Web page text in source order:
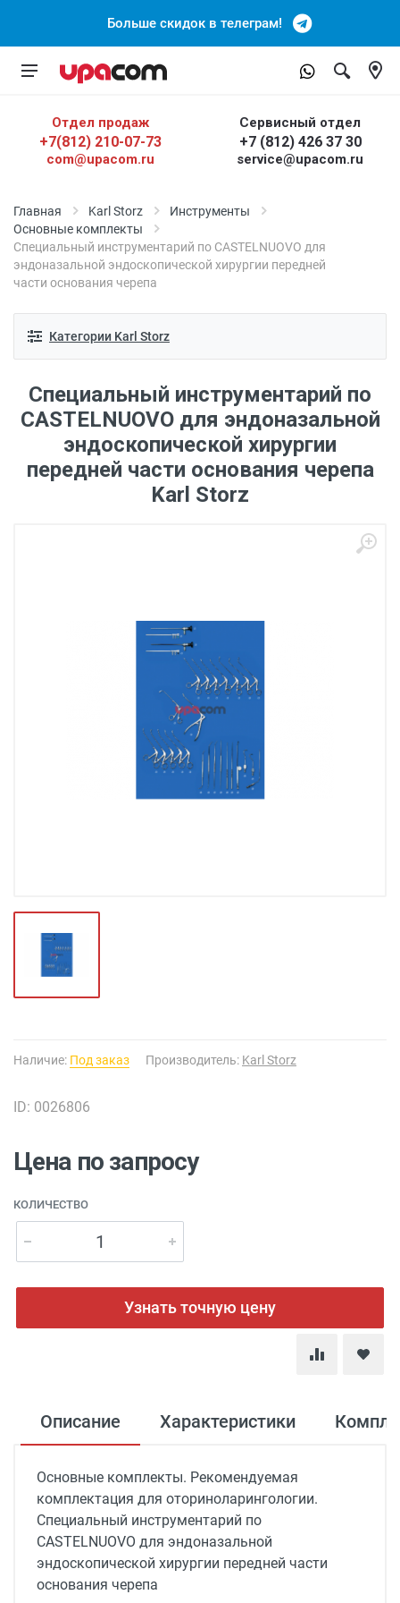
Больше скидок в телеграм!
Отдел продаж
+7(812) 210-07-73
com@upacom.ru
Сервисный отдел
+7 (812) 426 37 30
service@upacom.ru
Главная Karl Storz
Инструменты
Основные комплекты
Специальный инструментарий по CASTELNUOVO для
эндоназальной эндоскопической хирургии передней
части основания черепа
Категории Karl Storz
Специальный инструментарий по
CASTELNUOVO для эндоназальной
эндоскопической хирургии
передней части основания черепа
Karl Storz
Наличие: Под заказ Производитель: Karl Storz
ID: 0026806
Цена по запросу
КОЛИЧЕСТВО
Узнать точную цену
Описание Характеристики
Основные комплекты. Рекомендуемая
комплектация для оториноларингологии.
Специальный инструментарий по
CASTELNUOVO для эндоназальной
эндоскопической хирургии передней части
основания черепа